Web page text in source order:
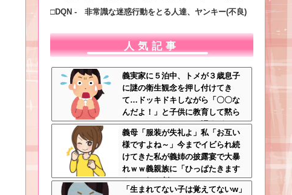
□DQN - 非常識な迷惑行動をとる人達、ヤンキー(不良)
人気記事
義実家に５泊中、トメが３歳息子
に謎の衛生観念を押し付けてき
て…ドッキドキしながら「〇〇な
んだよ！」と子供に教育して黙ら
せた←いくらなんでも汚すぎるだ
ろ
義母「服装が失礼よ」私「お互い
様ですよね～」今までイビられ続
けてきた私が義姉の披露宴で大暴
れｗｗ義親族に「ひっぱたきます
よ」と釘を刺したったｗｗｗ
「生まれてない子は覚えてないw」